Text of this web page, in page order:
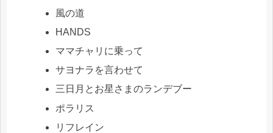
風の道
HANDS
ママチャリに乗って
サヨナラを言わせて
三日月とお星さまのランデブー
ポラリス
リフレイン